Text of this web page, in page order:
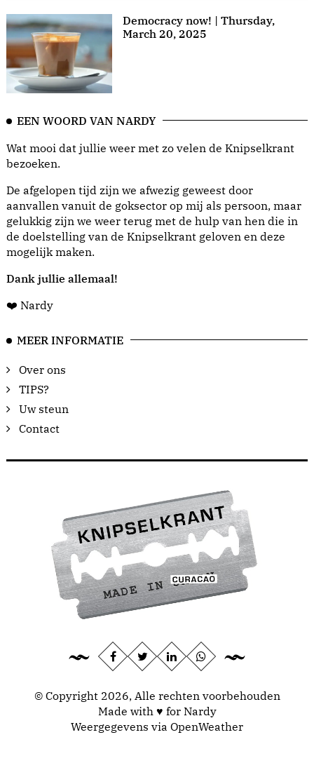
Democracy now! | Thursday,
March 20, 2025
EEN WOORD VAN NARDY
Wat mooi dat jullie weer met zo velen de Knipselkrant
bezoeken.
De afgelopen tijd zijn we afwezig geweest door
aanvallen vanuit de goksector op mij als persoon, maar
gelukkig zijn we weer terug met de hulp van hen die in
de doelstelling van de Knipselkrant geloven en deze
mogelijk maken.
Dank jullie allemaal!
❤️ Nardy
MEER INFORMATIE
Over ons
TIPS?
Uw steun
Contact
© Copyright 2026, Alle rechten voorbehouden
Made with ♥ for Nardy
Weergegevens via OpenWeather